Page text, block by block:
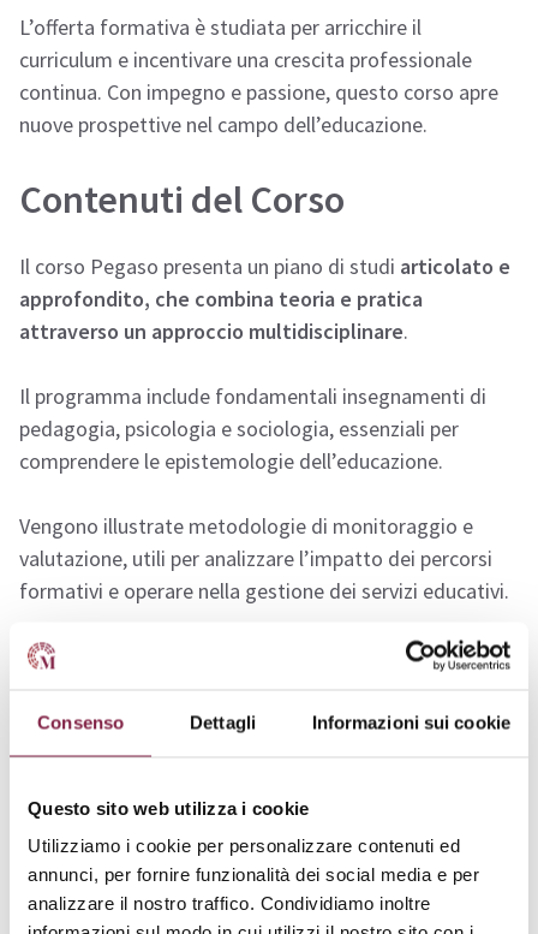
Consenso Dettagli Informazioni sui cookie
Questo sito web utilizza i cookie
Utilizziamo i cookie per personalizzare contenuti ed
annunci, per fornire funzionalità dei social media e per
analizzare il nostro traffico. Condividiamo inoltre
L’offerta formativa è studiata per arricchire il
curriculum e incentivare una crescita professionale
continua. Con impegno e passione, questo corso apre
nuove prospettive nel campo dell’educazione.
Contenuti del Corso
Il corso Pegaso presenta un piano di studi articolato e
approfondito, che combina teoria e pratica
attraverso un approccio multidisciplinare.
Il programma include fondamentali insegnamenti di
pedagogia, psicologia e sociologia, essenziali per
comprendere le epistemologie dell’educazione.
Vengono illustrate metodologie di monitoraggio e
valutazione, utili per analizzare l’impatto dei percorsi
formativi e operare nella gestione dei servizi educativi.
Attraverso moduli dedicati, il corso sviluppa
l’elaborazione, il coordinamento e la supervisione di
progetti rivolti all’integrazione, alla prevenzione del
Il metodo didattico adottato favorisce un
apprendimento dinamico, coinvolgendo attivamente
ogni partecipante. Ogni contenuto è studiato per